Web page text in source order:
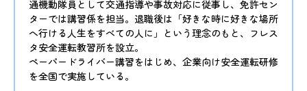
通機動隊員として交通指導や事故対応に従事し、免許セン
ターでは講習係を担当。退職後は「好きな時に好きな場所
へ行ける人生をすべての人に」という理念のもと、フレス
タ安全運転教習所を設立。
ペーパードライバー講習をはじめ、企業向け安全運転研修
を全国で実施している。